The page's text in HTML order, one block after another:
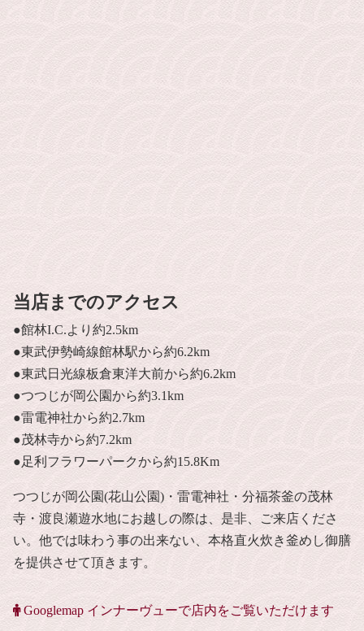
当店までのアクセス
●館林I.C.より約2.5km
●東武伊勢崎線館林駅から約6.2km
●東武日光線板倉東洋大前から約6.2km
●つつじが岡公園から約3.1km
●雷電神社から約2.7km
●茂林寺から約7.2km
●足利フラワーパークから約15.8Km
つつじが岡公園(花山公園)・雷電神社・分福茶釜の茂林
寺・渡良瀬遊水地にお越しの際は、是非、ご来店くださ
い。他では味わう事の出来ない、本格直火炊き釜めし御膳
を提供させて頂きます。
Googlemap インナーヴューで店内をご覧いただけます